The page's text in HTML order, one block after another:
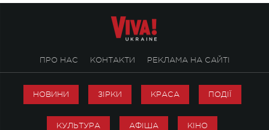
ПРО НАС КОНТАКТИ РЕКЛАМА НА САЙТІ
НОВИНИ ЗІРКИ КРАСА ПОДІЇ
КУЛЬТУРА АФІША КІНО